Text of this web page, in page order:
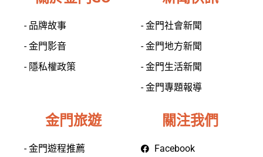
- 品牌故事
- 金門影音
- 隱私權政策
- 金門社會新聞
- 金門地方新聞
- 金門生活新聞
- 金門專題報導
金門旅遊
- 金門遊程推薦
關注我們
Facebook